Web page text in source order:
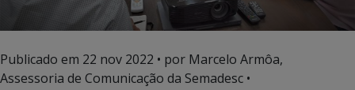
Publicado em 22 nov 2022 • por Marcelo Armôa,
Assessoria de Comunicação da Semadesc •